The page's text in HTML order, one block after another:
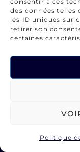
des données
les ID uniques sur
retirer son
certaines
Politique